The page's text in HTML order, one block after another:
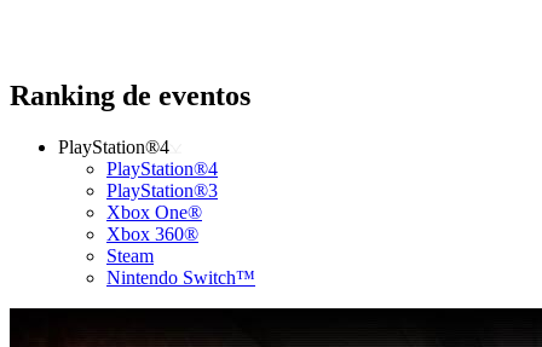
Ranking de eventos
PlayStation®4
PlayStation®4
PlayStation®3
Xbox One®
Xbox 360®
Steam
Nintendo Switch™